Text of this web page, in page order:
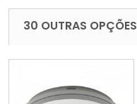
30 OUTRAS OPÇÕES